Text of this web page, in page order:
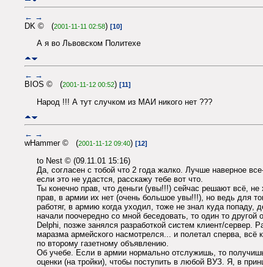
← →
DK © (2001-11-11 02:58) [10]
А я во Львовском Политехе
← →
BIOS © (2001-11-12 00:52) [11]
Народ !!! А тут случком из МАИ никого нет ???
← →
wHammer © (2001-11-12 09:40) [12]
to Nest © (09.11.01 15:16)
Да, согласен с тобой что 2 года жалко. Лучше наверное
если это не удастся, расскажу тебе вот что.
Ты конечно прав, что деньги (увы!!!) сейчас решают всё, не
прав, в армии их нет (очень большое увы!!!), но ведь для
работяг, в армию когда уходил, тоже не знал куда
начали поочередно со мной беседовать, то один то
Delphi, позже занялся разработкой систем клиент/
маразма армейского насмотрелся... и полетал сперва,
по второму газетному объявлению.
Об учебе. Если в армии нормально отслужишь, то
оценки (на тройки), чтобы поступить в любой ВУЗ. Я, в